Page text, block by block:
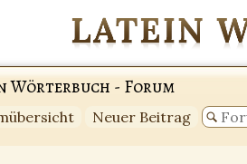
Wörterbuch - Forum
Neuer Beitrag